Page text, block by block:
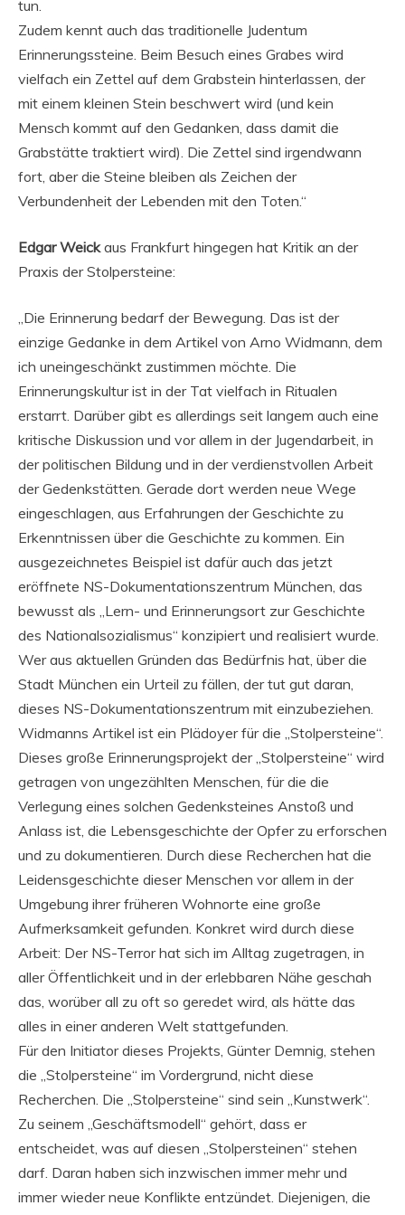
tun.
Zudem kennt auch das traditionelle Judentum
Erinnerungssteine. Beim Besuch eines Grabes wird
vielfach ein Zettel auf dem Grabstein hinterlassen, der
mit einem kleinen Stein beschwert wird (und kein
Mensch kommt auf den Gedanken, dass damit die
Grabstätte traktiert wird). Die Zettel sind irgendwann
fort, aber die Steine bleiben als Zeichen der
Verbundenheit der Lebenden mit den Toten.“
Edgar Weickaus Frankfurt hingegen hat Kritik an der
Praxis der Stolpersteine:
„Die Erinnerung bedarf der Bewegung. Das ist der
einzige Gedanke in dem Artikel von Arno Widmann, dem
ich uneingeschänkt zustimmen möchte. Die
Erinnerungskultur ist in der Tat vielfach in Ritualen
erstarrt. Darüber gibt es allerdings seit langem auch eine
kritische Diskussion und vor allem in der Jugendarbeit, in
der politischen Bildung und in der verdienstvollen Arbeit
der Gedenkstätten. Gerade dort werden neue Wege
eingeschlagen, aus Erfahrungen der Geschichte zu
Erkenntnissen über die Geschichte zu kommen. Ein
ausgezeichnetes Beispiel ist dafür auch das jetzt
eröffnete NS-Dokumentationszentrum München, das
bewusst als „Lern- und Erinnerungsort zur Geschichte
des Nationalsozialismus“ konzipiert und realisiert wurde.
Wer aus aktuellen Gründen das Bedürfnis hat, über die
Stadt München ein Urteil zu fällen, der tut gut daran,
dieses NS-Dokumentationszentrum mit einzubeziehen.
Widmanns Artikel ist ein Plädoyer für die „Stolpersteine“.
Dieses große Erinnerungsprojekt der „Stolpersteine“ wird
getragen von ungezählten Menschen, für die die
Verlegung eines solchen Gedenksteines Anstoß und
Anlass ist, die Lebensgeschichte der Opfer zu erforschen
und zu dokumentieren. Durch diese Recherchen hat die
Leidensgeschichte dieser Menschen vor allem in der
Umgebung ihrer früheren Wohnorte eine große
Aufmerksamkeit gefunden. Konkret wird durch diese
Arbeit: Der NS-Terror hat sich im Alltag zugetragen, in
aller Öffentlichkeit und in der erlebbaren Nähe geschah
das, worüber all zu oft so geredet wird, als hätte das
alles in einer anderen Welt stattgefunden.
Für den Initiator dieses Projekts, Günter Demnig, stehen
die „Stolpersteine“ im Vordergrund, nicht diese
Recherchen. Die „Stolpersteine“ sind sein „Kunstwerk“.
Zu seinem „Geschäftsmodell“ gehört, dass er
entscheidet, was auf diesen „Stolpersteinen“ stehen
darf. Daran haben sich inzwischen immer mehr und
immer wieder neue Konflikte entzündet. Diejenigen, die